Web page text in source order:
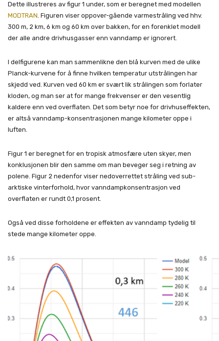
Dette illustreres av figur 1 under, som er beregnet med modellen
MODTRAN. Figuren viser oppover-gående varmestråling ved hhv.
300 m, 2 km, 6 km og 60 km over bakken, for en forenklet modell
der alle andre drivhusgasser enn vanndamp er ignorert.
I delfigurene kan man sammenlikne den blå kurven med de ulike
Planck-kurvene for å finne hvilken temperatur utstrålingen har
skjedd ved. Kurven ved 60 km er svært lik strålingen som forlater
kloden, og man ser at for mange frekvenser er den vesentlig
kaldere enn ved overflaten. Det som betyr noe for drivhuseffekten,
er altså vanndamp-konsentrasjonen mange kilometer oppe i
luften.
Figur 1 er beregnet for en tropisk atmosfære uten skyer, men
konklusjonen blir den samme om man beveger seg i retning av
polene. Figur 2 nedenfor viser nedoverrettet stråling ved sub-
arktiske vinterforhold, hvor vanndampkonsentrasjon ved
overflaten er rundt 0,1 prosent.
Også ved disse forholdene er effekten av vanndamp tydelig til
stede mange kilometer oppe.